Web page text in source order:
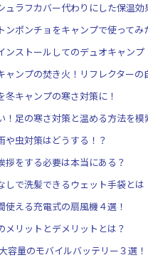
ラフカバー代わりにした保温効
ポンチョをキャンプで使ってみ
ストールしてのデュオキャンプ
ンプの焚き火！リフレクターの
キャンプの寒さ対策に！
足の寒さ対策と温める方法を模
や虫対策はどうする！？
をする必要は本当にある？
で洗髪できるウェット手袋とは
える充電式の扇風機４選！
リットとデメリットとは？
容量のモバイルバッテリー３選！